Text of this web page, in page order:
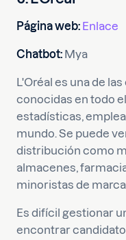
Página web: Enlace
Chatbot: Mya
L'Oréal es una de
conocidas en todo
estadísticas,
mundo. Se puede
distribución como
almacenes,
minoristas de
Es difícil gestionar
encontrar